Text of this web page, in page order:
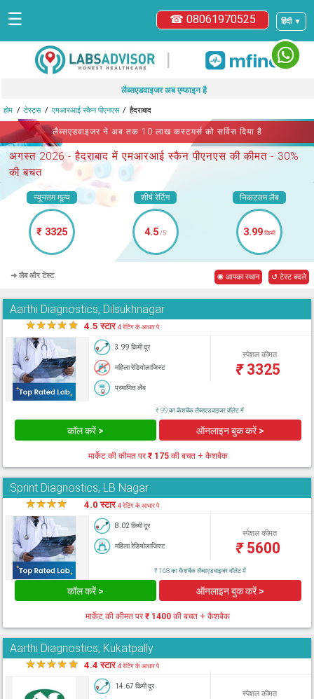
हिंदी ▼
☎ 08061970525
☰
|
लैब्सएडवाइजर अब एम्फाइन है
होम टेस्ट्स एमआरआई स्कैन पीएनएस हैदराबाद
लैब्सएडवाइजर ने अब तक 10 लाख कस्टमर्स को सर्विस दिया है
अगस्त 2026 -हैदराबाद में एमआरआई स्कैन पीएनएस की कीमत - 30%
की बचत
न्यूनतम मूल्य
₹ 3325
शीर्ष रेटिंग
4.5/5
निकटतम लैब
3.99किमी
➜ लैब और टेस्ट ◉ आपका स्थान ↺ टेस्ट बदले
Aarthi Diagnostics, Dilsukhnagar
★★★★★ 4.5 स्टार4 रेटिंग के आधार पे
3.99 किमी दूर
महिला रेडियोलाजिस्ट
प्रमाणित लैब
स्पेशल कीमत
₹3325
₹ 99 का कैशबैक लैब्सएडवाइजर वॉलेट में
कॉल करें > ऑनलाइन बुक करें >
मार्केट की कीमत पर₹ 175की बचत + कैशबैक
Sprint Diagnostics, LB Nagar
★★★★ 4.0 स्टार4 रेटिंग के आधार पे
8.02 किमी दूर
महिला रेडियोलाजिस्ट
स्पेशल कीमत
₹5600
₹ 168 का कैशबैक लैब्सएडवाइजर वॉलेट में
कॉल करें > ऑनलाइन बुक करें >
मार्केट की कीमत पर₹ 1400 की बचत + कैशबैक
Aarthi Diagnostics, Kukatpally
★★★★★ 4.4 स्टार4 रेटिंग के आधार पे
14.67 किमी दूर
स्पेशल कीमत